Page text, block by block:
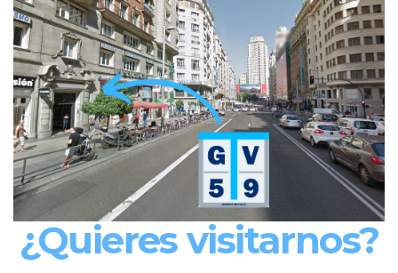
¿Quieres visitarnos?